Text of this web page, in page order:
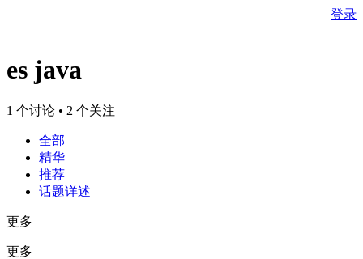
登录
es java
1 个讨论 • 2 个关注
全部
精华
推荐
话题详述
更多
更多